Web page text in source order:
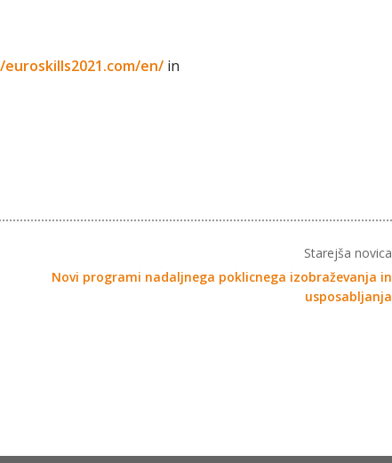
en/ in
Starejša novica
Novi programi nadaljnega poklicnega izobraževanja in
usposabljanja